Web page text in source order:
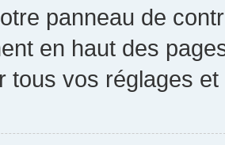
panneau de
en haut des
tous vos réglages